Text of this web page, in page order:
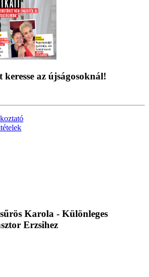
keresse az újságosoknál!
Karola - Különleges
Erzsihez